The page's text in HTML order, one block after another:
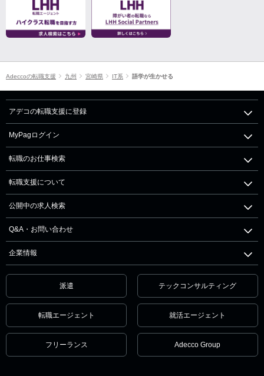
Adeccoの転職支援 九州 宮崎県 IT系 語学が生かせる
アデコの転職支援に登録
MyPagログイン
転職のお仕事検索
転職支援について
公開中の求人検索
Q&A・お問い合わせ
企業情報
派遣 テックコンサルティング
転職エージェント 就活エージェント
フリーランス Adecco Group